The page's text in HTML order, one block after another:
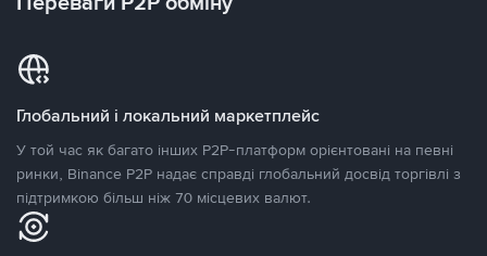
Глобальний і локальний маркетплейс
У той час як багато інших P2P-платформ орієнтовані на певні
ринки, Binance P2P надає справді глобальний досвід торгівлі з
підтримкою більш ніж 70 місцевих валют.